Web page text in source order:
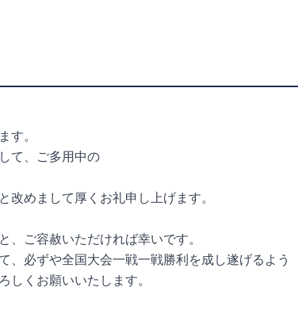
。
て、ご多用中の
めまして厚くお礼申し上げます。
ご容赦いただければ幸いです。
、必ずや全国大会一戦一戦勝利を成し遂げるよう
くお願いいたします。